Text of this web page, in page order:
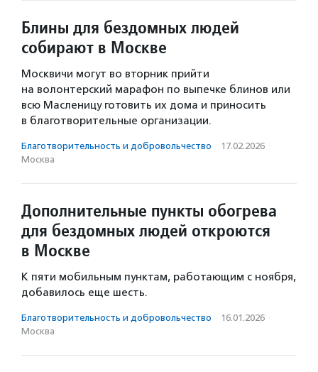
Блины для бездомных людей
собирают в Москве
Москвичи могут во вторник прийти
на волонтерский марафон по выпечке блинов или
всю Масленицу готовить их дома и приносить
в благотворительные организации.
Благотвори­тель­ность и доброволь­чест­во · 17.02.2026 ·
Москва
Дополнительные пункты обогрева
для бездомных людей откроются
в Москве
К пяти мобильным пунктам, работающим с ноября,
добавилось еще шесть.
Благотвори­тель­ность и доброволь­чест­во · 16.01.2026 ·
Москва